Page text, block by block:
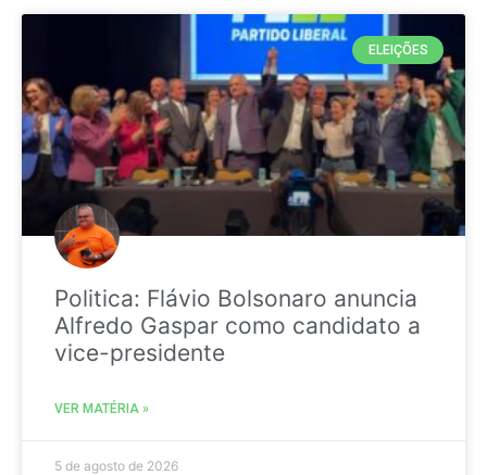
ELEIÇÕES
Politica: Flávio Bolsonaro anuncia
Alfredo Gaspar como candidato a
vice-presidente
VER MATÉRIA »
5 de agosto de 2026